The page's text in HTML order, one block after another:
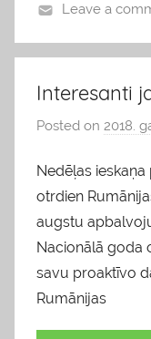
l
g
s
Leave a
Interesanti
Posted on 2018.
Nedēļas
otrdien
augstu
Nacionālā goda
savu proaktīvo
Rumānijas